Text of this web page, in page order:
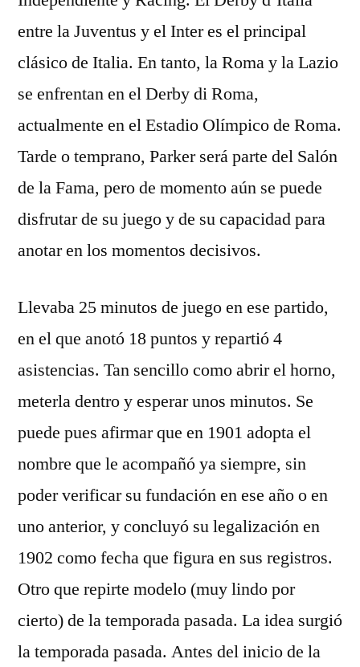
entre la Juventus y el Inter es el principal
clásico de Italia. En tanto, la Roma y la Lazio
se enfrentan en el Derby di Roma,
actualmente en el Estadio Olímpico de Roma.
Tarde o temprano, Parker será parte del Salón
de la Fama, pero de momento aún se puede
disfrutar de su juego y de su capacidad para
anotar en los momentos decisivos.
Llevaba 25 minutos de juego en ese partido,
en el que anotó 18 puntos y repartió 4
asistencias. Tan sencillo como abrir el horno,
meterla dentro y esperar unos minutos. Se
puede pues afirmar que en 1901 adopta el
nombre que le acompañó ya siempre, sin
poder verificar su fundación en ese año o en
uno anterior, y concluyó su legalización en
1902 como fecha que figura en sus registros.
Otro que repirte modelo (muy lindo por
cierto) de la temporada pasada. La idea surgió
la temporada pasada. Antes del inicio de la